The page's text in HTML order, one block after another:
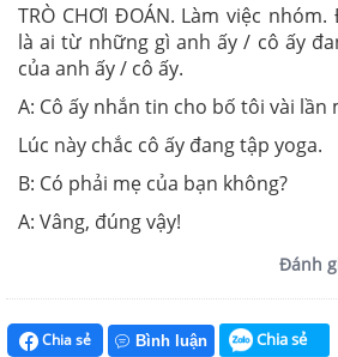
TRÒ CHƠI ĐOÁN. Làm việc
là ai từ những gì anh ấy / cô ấy
của anh ấy / cô ấy.
A: Cô ấy nhắn tin cho bố tôi vài lần
Lúc này chắc cô ấy đang tập yoga.
B: Có phải mẹ của bạn không?
A: Vâng, đúng vậy!
Đánh
Chia sẻ Bình luận Chia sẻ